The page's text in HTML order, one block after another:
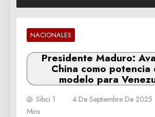
NACIONALES
Presidente Maduro:
China como potencia
modelo para
Sibci 1 4 De Septiembre De 2025
Mins